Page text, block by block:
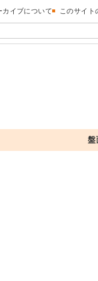
カイブについて このサイト
盤